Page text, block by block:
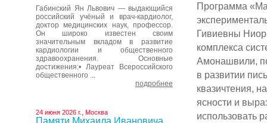
Габинский Ян Львович — выдающийся
российский учёный и врач-кардиолог,
доктор медицинских наук, профессор.
Он широко известен своим
значительным вкладом в развитие
кардиологии и общественного
здравоохранения. Основные
достижения:• Лауреат Всероссийского
общественного ...
подробнее
24 июня 2026 г., Москва
Памяти Михаила Ивановича
Программа
Гивиевны
комплекса
Амонашвили,
в развитии
квазичтения,
ясности и
использовать